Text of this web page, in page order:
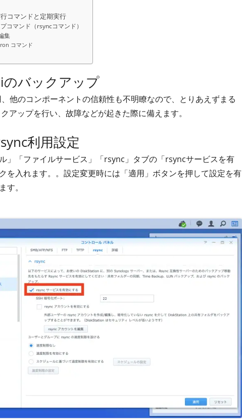
コマンドと定期実行
コマンド（rsyncコマンド）
集
コマンド
のバックアップ
他のコンポーネントの信頼性も不明瞭なので、とりあえずまる
アップを行い、故障などが起きた際に備えます。
利用設定
」「ファイルサービス」「rsync」タブの「rsyncサービスを有
を入れます。。設定変更時には「適用」ボタンを押して設定を有
す。